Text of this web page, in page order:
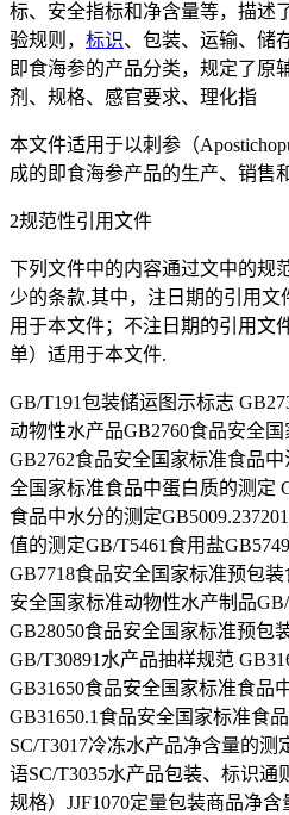
标、安全指标和净含量等，描述
验规则， 标识、包装、运输、储
即食海参的产品分类，规定了原
剂、规格、感官要求、理化指
本文件适用于以刺参（
成的即食海参产品的生产、销售
2规范性引用文件
下列文件中的内容通过文中的规
少的条款.其中，注日期的引用
用于本文件；不注日期的引用文
单）适用于本文件.
GB/T191包装储运图示标志
动物性水产品GB2760食品安全
GB2762食品安全国家标准食品
全国家标准食品中蛋白质的测定
食品中水分的测定
值的测定GB/T5461食用盐
GB7718食品安全国家标准预包
安全国家标准动物性水产制品
GB28050食品安全国家标准预包
GB/T30891水产品抽样规范
GB31650食品安全国家标准食品
GB31650.1食品安全国家标准食
SC/T3017冷冻水产品净含量的测
语SC/T3035水产品包装、标识通
规格）JJF1070定量包装商品净含